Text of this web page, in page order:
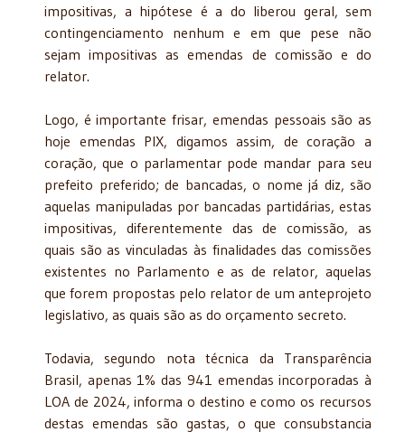
impositivas, a hipótese é a do liberou geral, sem
contingenciamento nenhum e em que pese não
sejam impositivas as emendas de comissão e do
relator.
Logo, é importante frisar, emendas pessoais são as
hoje emendas PIX, digamos assim, de coração a
coração, que o parlamentar pode mandar para seu
prefeito preferido; de bancadas, o nome já diz, são
aquelas manipuladas por bancadas partidárias, estas
impositivas, diferentemente das de comissão, as
quais são as vinculadas às finalidades das comissões
existentes no Parlamento e as de relator, aquelas
que forem propostas pelo relator de um anteprojeto
legislativo, as quais são as do orçamento secreto.
Todavia, segundo nota técnica da Transparência
Brasil, apenas 1% das 941 emendas incorporadas à
LOA de 2024, informa o destino e como os recursos
destas emendas são gastas, o que consubstancia